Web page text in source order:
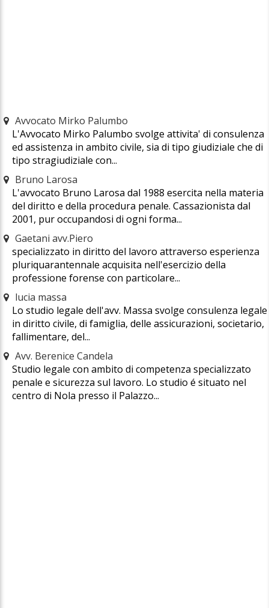
Avvocato Mirko Palumbo
L'Avvocato Mirko Palumbo svolge attivita' di consulenza
ed assistenza in ambito civile, sia di tipo giudiziale che di
tipo stragiudiziale con...
Bruno Larosa
L'avvocato Bruno Larosa dal 1988 esercita nella materia
del diritto e della procedura penale. Cassazionista dal
2001, pur occupandosi di ogni forma...
Gaetani avv.Piero
specializzato in diritto del lavoro attraverso esperienza
pluriquarantennale acquisita nell'esercizio della
professione forense con particolare...
lucia massa
Lo studio legale dell'avv. Massa svolge consulenza legale
in diritto civile, di famiglia, delle assicurazioni, societario,
fallimentare, del...
Avv. Berenice Candela
Studio legale con ambito di competenza specializzato
penale e sicurezza sul lavoro. Lo studio é situato nel
centro di Nola presso il Palazzo...